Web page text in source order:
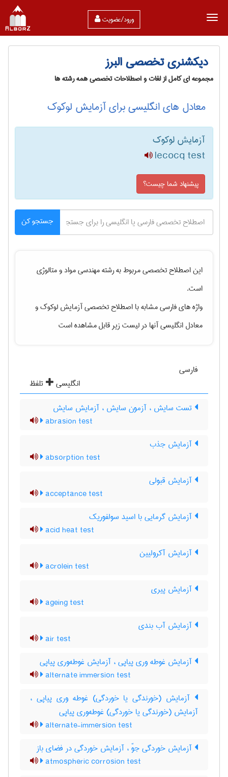
ورود/عضویت
دیکشنری تخصصی البرز
مجموعه ای کامل از لغات و اصطلاحات تخصصی همه رشته ها
معادل های انگلیسی برای آزمایش لوکوک
آزمایش لوکوک
lecocq test
پیشنهاد شما چیست؟
جستجو کن
این اصطلاح تخصصی مربوط به رشتهمهندسی مواد و متالوژی
است.
واژه های فارسی مشابه با اصطلاح تخصصیآزمایش لوکوکو
معادل انگلیسی آنها در لیست زیر قابل مشاهده است
فارسی
انگلیسی
تلفظ
تست سایش ، آزمون سایش ، آزمایش سایش
abrasion test
آزمایش جذب
absorption test
آزمایش قبولی
acceptance test
آزمایش گرمایی با اسید سولفوریک
acid heat test
آزمایش آکرولیین
acrolein test
آزمایش پیری
ageing test
آزمایش آب بندی
air test
آزمایش غوطه وری پیاپی ، آزمایش غوطه‌وری پیاپی
alternate immersion test
آزمایش (خورندگی یا خوردگی) غوطه وری پیاپی ،
آزمایش (خورندگی یا خوردگی) غوطه‌وری پیاپی
alternate-immersion test
آزمایش خوردگی جوّ ، آزمایش خوردگی در فضای باز
atmospheric corrosion test